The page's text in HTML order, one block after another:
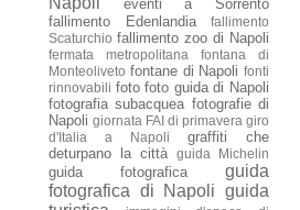
eventi a Sorrento
fallimento Edenlandia
fallimento
Scaturchio fallimento zoo di Napoli
fermata metropolitana
fontana di
Monteoliveto fontane di Napoli fonti
rinnovabili foto foto guida di Napoli
fotografia subacquea fotografie di
Napoli giornata FAI di primavera giro
d'Italia a Napoli
graffiti che
deturpano la città
guida Michelin
guida fotografica
guida
fotografica di Napoli guida